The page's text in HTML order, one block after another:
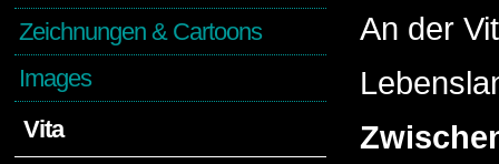
Zeichnungen & Cartoons
Images
Vita
An der